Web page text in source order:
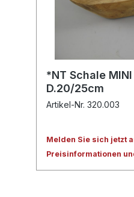
*NT Schale
D.20/25cm
Artikel-Nr. 320.003
Melden Sie sich jetzt
Preisinformationen